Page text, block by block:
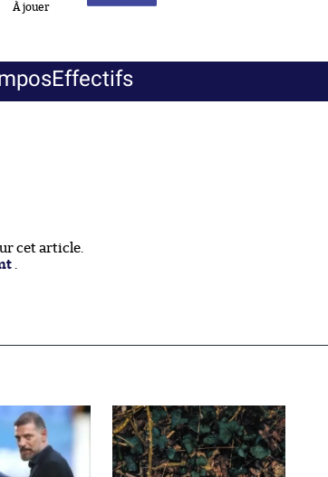
À jouer
Effectifs
cet article.